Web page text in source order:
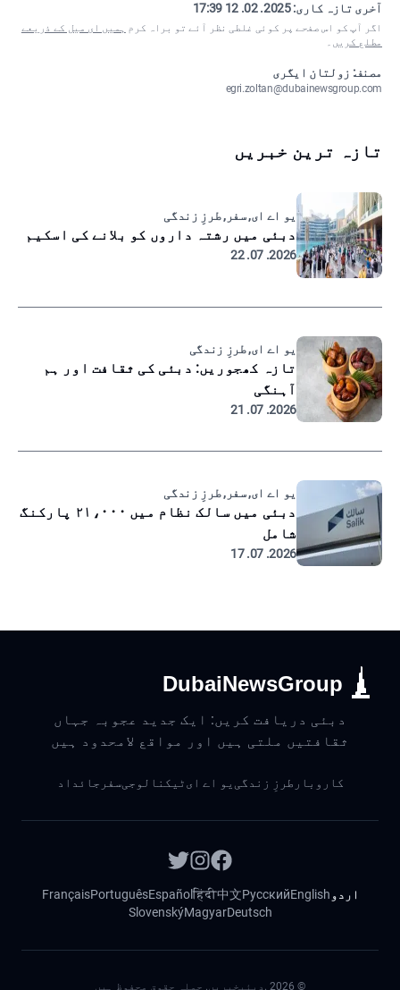
آخری تازہ کاری:2025. 02. 12 17:39
اگر آپ کو اس صفحے پر کوئی غلطی نظر آئے تو براہ کرم ہمیں ای میل کے ذریعے
مطلع کریں ۔
مصنف: زولتان ایگری
egri.zoltan@dubainewsgroup.com
تازہ ترین خبریں
یو اے ای, سفر, طرزِ زندگی
دبئی میں رشتہ داروں کو بلانے کی اسکیم
2026. 07. 22
یو اے ای, طرزِ زندگی
تازہ کھجوریں: دبئی کی ثقافت اور ہم
آہنگی
2026. 07. 21
یو اے ای, سفر, طرزِ زندگی
دبئی میں سالک نظام میں ۲۱،۰۰۰ پارکنگ
شامل
2026. 07. 17
DubaiNewsGroup
دبئی دریافت کریں: ایک جدید عجوبہ جہاں
ثقافتیں ملتی ہیں اور مواقع لامحدود ہیں
کاروبار طرزِ زندگی یو اے ایٹیکنالوجیسفر جائداد
اردو English
Русский
中文
हिंदी
Español
Português
Français
Deutsch
Magyar
Slovenský
©
2026 .دبئیخبریں. جملہ حقوق محفوظ ہیں